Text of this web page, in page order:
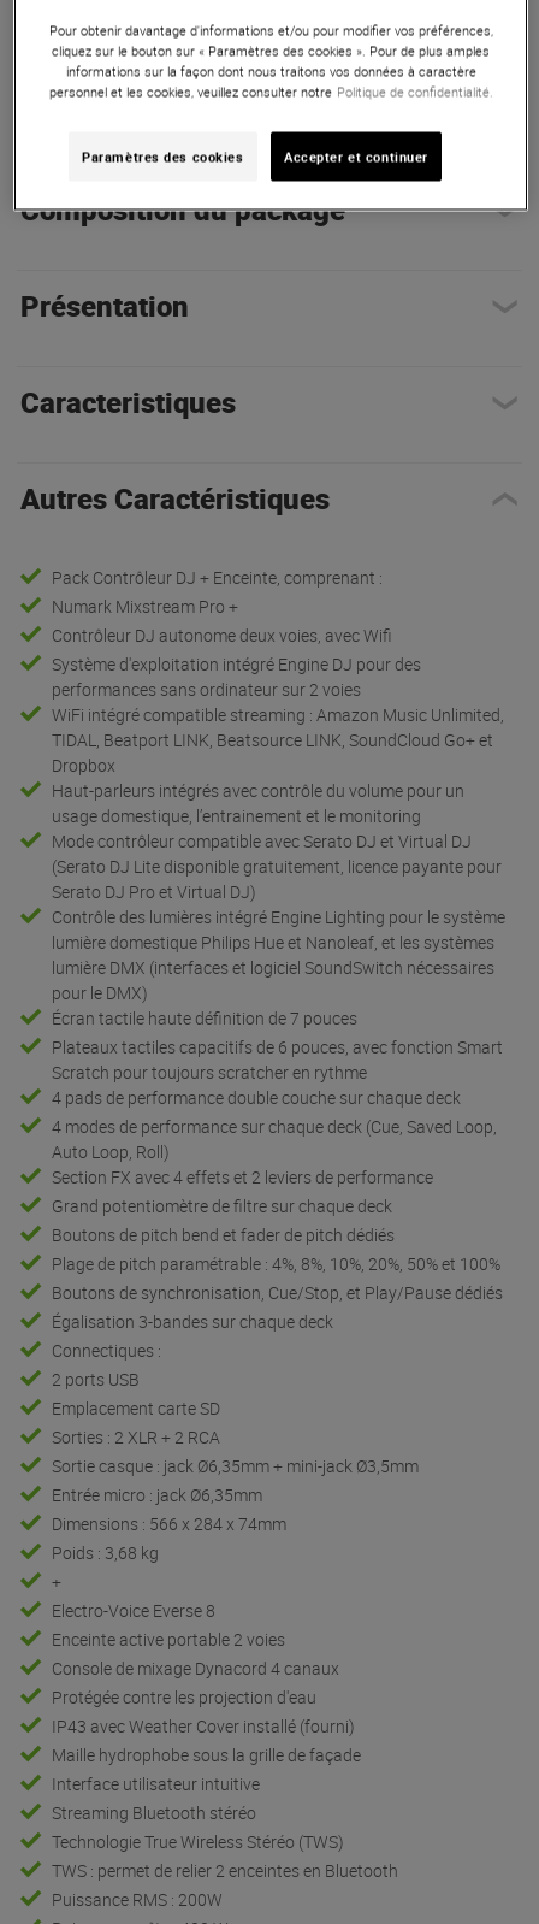
Composition du package
Présentation
Caracteristiques
Autres Caractéristiques
Pack Contrôleur DJ + Enceinte, comprenant :
Numark Mixstream Pro +
Contrôleur DJ autonome deux voies, avec Wifi
Système d'exploitation intégré Engine DJ pour des
performances sans ordinateur sur 2 voies
WiFi intégré compatible streaming : Amazon Music Unlimited,
TIDAL, Beatport LINK, Beatsource LINK, SoundCloud Go+ et
Dropbox
Haut-parleurs intégrés avec contrôle du volume pour un
usage domestique, l’entrainement et le monitoring
Mode contrôleur compatible avec Serato DJ et Virtual DJ
(Serato DJ Lite disponible gratuitement, licence payante pour
Serato DJ Pro et Virtual DJ)
Contrôle des lumières intégré Engine Lighting pour le système
lumière domestique Philips Hue et Nanoleaf, et les systèmes
lumière DMX (interfaces et logiciel SoundSwitch nécessaires
pour le DMX)
Écran tactile haute définition de 7 pouces
Plateaux tactiles capacitifs de 6 pouces, avec fonction Smart
Scratch pour toujours scratcher en rythme
4 pads de performance double couche sur chaque deck
4 modes de performance sur chaque deck (Cue, Saved Loop,
Auto Loop, Roll)
Section FX avec 4 effets et 2 leviers de performance
Grand potentiomètre de filtre sur chaque deck
Boutons de pitch bend et fader de pitch dédiés
Plage de pitch paramétrable : 4%, 8%, 10%, 20%, 50% et 100%
Boutons de synchronisation, Cue/Stop, et Play/Pause dédiés
Égalisation 3-bandes sur chaque deck
Connectiques :
2 ports USB
Emplacement carte SD
Sorties : 2 XLR + 2 RCA
Sortie casque : jack Ø6,35mm + mini-jack Ø3,5mm
Entrée micro : jack Ø6,35mm
Dimensions : 566 x 284 x 74mm
Poids : 3,68 kg
+
Electro-Voice Everse 8
Enceinte active portable 2 voies
Console de mixage Dynacord 4 canaux
Protégée contre les projection d'eau
IP43 avec Weather Cover installé (fourni)
Maille hydrophobe sous la grille de façade
Interface utilisateur intuitive
Streaming Bluetooth stéréo
Technologie True Wireless Stéréo (TWS)
TWS : permet de relier 2 enceintes en Bluetooth
Puissance RMS : 200W
Pour obtenir davantage d'informations et/ou pour modifier vos préférences,
cliquez sur le bouton sur « Paramètres des cookies ». Pour de plus amples
informations sur la façon dont nous traitons vos données à caractère
personnel et les cookies, veuillez consulter notre Politique de confidentialité.
Paramètres des cookies Accepter et continuer